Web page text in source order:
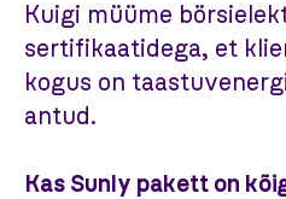
Kuigi müüme
sertifikaatidega, et
kogus on
antud.
Kas Sunly pakett on